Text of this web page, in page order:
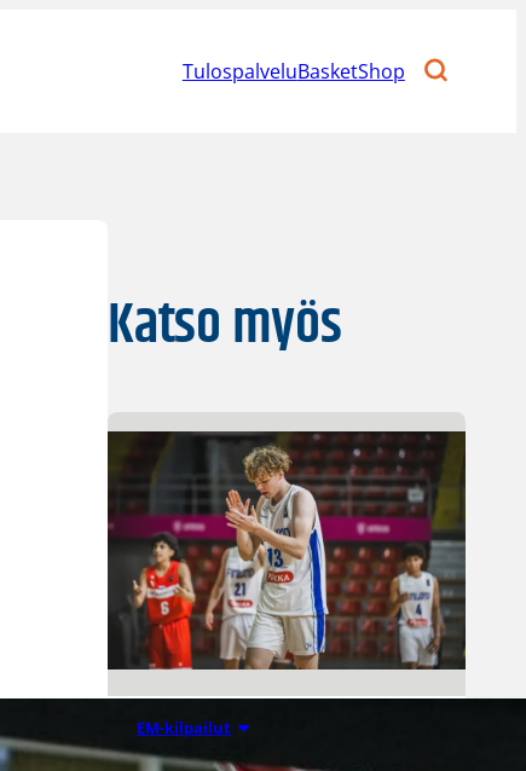
TulospalveluBasketShop
Katso myös
EM-kilpailut